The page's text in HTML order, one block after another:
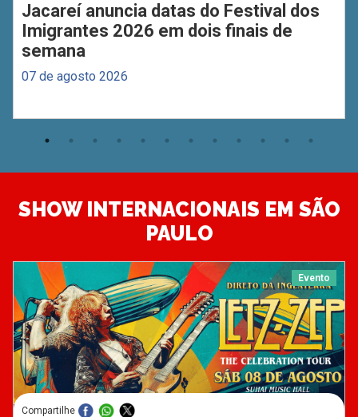
Jacareí anuncia datas do Festival dos
Imigrantes 2026 em dois finais de
semana
07 de agosto 2026
SHOW INTERNACIONAIS EM SÃO
PAULO
Evento
Compartilhe